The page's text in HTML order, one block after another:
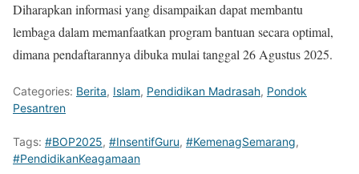
Diharapkan informasi yang disampaikan dapat membantu
lembaga dalam memanfaatkan program bantuan secara optimal,
dimana pendaftarannya dibuka mulai tanggal 26 Agustus 2025.
Categories: Berita, Islam, Pendidikan Madrasah, Pondok
Pesantren
Tags: #BOP2025, #InsentifGuru, #KemenagSemarang,
#PendidikanKeagamaan